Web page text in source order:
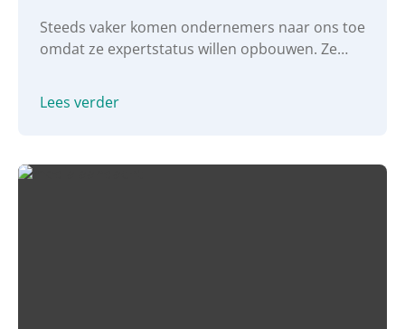
Steeds vaker komen ondernemers naar ons toe
omdat ze expertstatus willen opbouwen. Ze
media komen, om zo hun expertstatus te
vergroten. In deze blog gaan we dieper in op
Lees verder